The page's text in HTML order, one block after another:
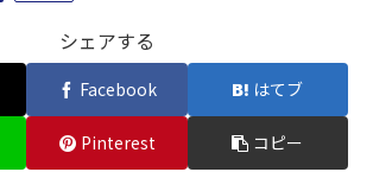
シェアする
Facebook はてブ
Pinterest コピー